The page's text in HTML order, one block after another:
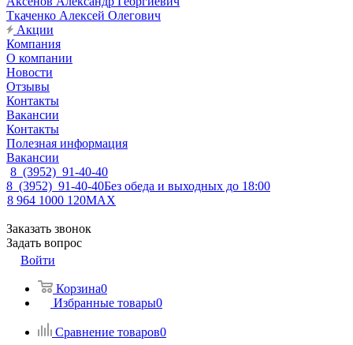
Ткаченко Алексей Олегович
Акции
Компания
О компании
Новости
Отзывы
Контакты
Вакансии
Контакты
Полезная информация
Вакансии
8 (3952) 91-40-40
8 (3952) 91-40-40Без обеда и выходных до 18:00
8 964 1000 120MAX
Заказать звонок
Задать вопрос
Войти
Корзина0
Избранные товары0
Сравнение товаров0